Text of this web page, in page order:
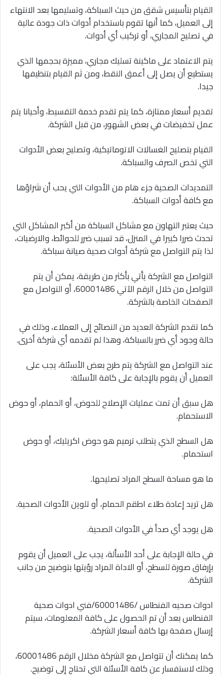
القيام بتأسيس شقق من حيث السباكة، وتسليمها بعد الانتهاء
إلى العميل، كما أنها تقوم باستخدام أدوات ذات جودة عالية
في تصليح المجاري، أو تركيب أي أدوات.
يتم الاعتماد على ماكينة تسليك مجاري، مميزة بحجمها الذي
يستطيع أن يصل إلى أعمق النقط، ومن ثم القيام بتنظيفها
جيدا.
تقديم أسعار ممتازة، كما يتم تقدم خدمة التقسيط، وأحيانا يتم
عمل تخفيضات في بعض الشهور، من قبل الشركة.
القيام بتصليح الغسالات الاتوماتيكية، وتصليح بعض الأدوات
التي تخص الصرف والسباكة.
التمديدات الصحية جزء هام من الأدوات التي يحب أن شراؤها
مع كافة أدوات السباكة.
حيث يعتبر التهاون مع مشاكل السباكة من أكبر المشاكل التي
تحدث ضررا كبيرا في المنزل، قد تسبب ضرر للحوائط، والارضيات،
لذا يتم التواصل مع شركة أدوات صحية صيانة سباكة.
التواصل مع الشركة يأتي بأكثر من طريقة، يمكن أن يتم
التواصل من خلال الرقم الآتي 60001486، أو التواصل مع
الصفحات الخاصة بالشركة.
كما تقدم الشركة العديد من النصائح إلى العملاء، وذلك في
حالة وجود أي ضرر بالسباكة، وهذا لم تقدمه أي شركة أخرى.
عند التواصل مع الشركة يتم طرح بعض الأسئلة، يجب على
العميل أن يقوم بالإجابة على كافة الأسئلة:
هل سبق أن تمت عمليات الإصلاح للحوض، أو الحمام، أو حوض
الاستحمام.
هل السطح الذي يتطلب ترميم هو حوض اكريليك، أو حوض
استحمام.
ما هو مساحة السطح المراد تصليحها.
هل تريد إعادة طلاء اطقم الحمام، أو تلوين الأدوات الصحية.
هل يوجد أي صدأ في الأدوات الصحية.
في حالة الإجابة على أحد الأسألة، يجب على العميل أن يقوم
بإرفاق صورة للسطح، أو الاداة المراد رؤيتها بتوضيح من جانب
الشركة.
ادوات صحيه الفنطاس /60001486/فني ادوات صحية
الفنطاس بعد أن تم الحصول على كافة المعلومات، سيتم
إرسال صفحة بها كافة أسعار الشركة.
كما يمكنك أن تتواصل مع الشركة مخلال الرقم 60001486،
وذلك لاستفسار عن كافة الأسئلة التي تحتاج إلى توضيح.